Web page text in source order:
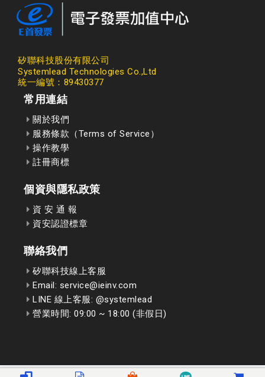
矽聯科技股份有限公司
Systemlead Technologies Co.,Ltd
統一編號：89430377
常用連結
關於我們
服務條款（Terms of Service）
操作教學
註冊商標
個資與隱私政策
資 安 通 報
資安認證標章
聯絡我們
矽聯科技線上客服
Email: service@ieinv.com
LINE 線上客服: @systemlead
營業時間: 09:00 ~ 18:00 (非假日)